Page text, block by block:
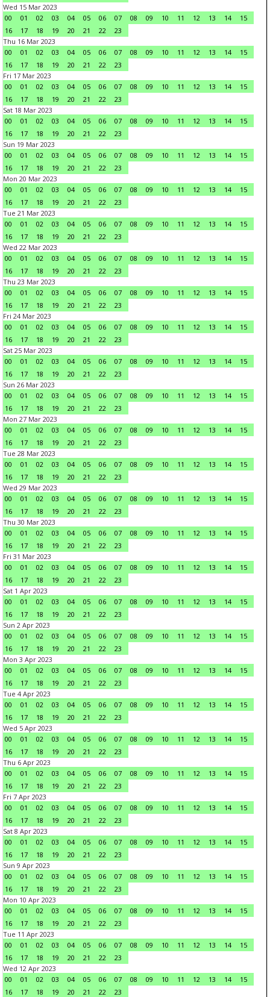
Wed 15 Mar 2023
00
01 02 03 04 05 06 07 08 09 10 11 12 13 14
15
16
17 18 19 20 21 22
23
Thu 16 Mar 2023
00
01 02 03 04 05 06 07 08 09 10 11 12 13 14
15
16
17 18 19 20 21 22
23
Fri 17 Mar 2023
00
01 02 03 04 05 06 07 08 09 10 11 12 13 14
15
16
17 18 19 20 21 22
23
Sat 18 Mar 2023
00
01 02 03 04 05 06 07 08 09 10 11 12 13 14
15
16
17 18 19 20 21 22
23
Sun 19 Mar 2023
00
01 02 03 04 05 06 07 08 09 10 11 12 13 14
15
16
17 18 19 20 21 22
23
Mon 20 Mar 2023
00
01 02 03 04 05 06 07 08 09 10 11 12 13 14
15
16
17 18 19 20 21 22
23
Tue 21 Mar 2023
00
01 02 03 04 05 06 07 08 09 10 11 12 13 14
15
16
17 18 19 20 21 22
23
Wed 22 Mar 2023
00
01 02 03 04 05 06 07 08 09 10 11 12 13 14
15
16
17 18 19 20 21 22
23
Thu 23 Mar 2023
00
01 02 03 04 05 06 07 08 09 10 11 12 13 14
15
16
17 18 19 20 21 22
23
Fri 24 Mar 2023
00
01 02 03 04 05 06 07 08 09 10 11 12 13 14
15
16
17 18 19 20 21 22
23
Sat 25 Mar 2023
00
01 02 03 04 05 06 07 08 09 10 11 12 13 14
15
16
17 18 19 20 21 22
23
Sun 26 Mar 2023
00
01 02 03 04 05 06 07 08 09 10 11 12 13 14
15
16
17 18 19 20 21 22
23
Mon 27 Mar 2023
00
01 02 03 04 05 06 07 08 09 10 11 12 13 14
15
16
17 18 19 20 21 22
23
Tue 28 Mar 2023
00
01 02 03 04 05 06 07 08 09 10 11 12 13 14
15
16
17 18 19 20 21 22
23
Wed 29 Mar 2023
00
01 02 03 04 05 06 07 08 09 10 11 12 13 14
15
16
17 18 19 20 21 22
23
Thu 30 Mar 2023
00
01 02 03 04 05 06 07 08 09 10 11 12 13 14
15
16
17 18 19 20 21 22
23
Fri 31 Mar 2023
00
01 02 03 04 05 06 07 08 09 10 11 12 13 14
15
16
17 18 19 20 21 22
23
Sat 1 Apr 2023
00
01 02 03 04 05 06 07 08 09 10 11 12 13 14
15
16
17 18 19 20 21 22
23
Sun 2 Apr 2023
00
01 02 03 04 05 06 07 08 09 10 11 12 13 14
15
16
17 18 19 20 21 22
23
Mon 3 Apr 2023
00
01 02 03 04 05 06 07 08 09 10 11 12 13 14
15
16
17 18 19 20 21 22
23
Tue 4 Apr 2023
00
01 02 03 04 05 06 07 08 09 10 11 12 13 14
15
16
17 18 19 20 21 22
23
Wed 5 Apr 2023
00
01 02 03 04 05 06 07 08 09 10 11 12 13 14
15
16
17 18 19 20 21 22
23
Thu 6 Apr 2023
00
01 02 03 04 05 06 07 08 09 10 11 12 13 14
15
16
17 18 19 20 21 22
23
Fri 7 Apr 2023
00
01 02 03 04 05 06 07 08 09 10 11 12 13 14
15
16
17 18 19 20 21 22
23
Sat 8 Apr 2023
00
01 02 03 04 05 06 07 08 09 10 11 12 13 14
15
16
17 18 19 20 21 22
23
Sun 9 Apr 2023
00
01 02 03 04 05 06 07 08 09 10 11 12 13 14
15
16
17 18 19 20 21 22
23
Mon 10 Apr 2023
00
01 02 03 04 05 06 07 08 09 10 11 12 13 14
15
16
17 18 19 20 21 22
23
Tue 11 Apr 2023
00
01 02 03 04 05 06 07 08 09 10 11 12 13 14
15
16
17 18 19 20 21 22
23
Wed 12 Apr 2023
00
01 02 03 04 05 06 07 08 09 10 11 12 13 14
15
16
17 18 19 20 21 22
23